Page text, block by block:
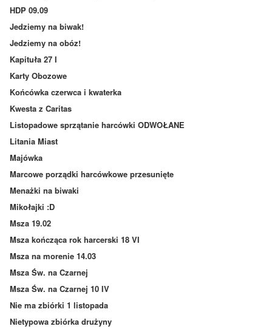
HDP 09.09
Jedziemy na biwak!
Jedziemy na obóz!
Kapituła 27 I
Karty Obozowe
Końcówka czerwca i kwaterka
Kwesta z Caritas
Listopadowe sprzątanie harcówki ODWOŁANE
Litania Miast
Majówka
Marcowe porządki harcówkowe przesunięte
Menażki na biwaki
Mikołajki :D
Msza 19.02
Msza kończąca rok harcerski 18 VI
Msza na morenie 14.03
Msza Św. na Czarnej
Msza Św. na Czarnej 10 IV
Nie ma zbiórki 1 listopada
Nietypowa zbiórka drużyny